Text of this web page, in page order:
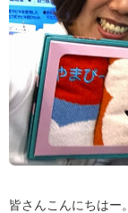
皆さんこんにちはー。